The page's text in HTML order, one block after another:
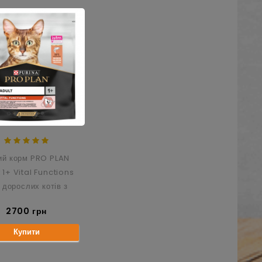
корм PRO PLAN
Vital Functions
котів з
2700 грн
Купити